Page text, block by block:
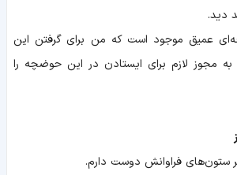
دید.
عمیق موجود است که من برای گرفتن این
به مجوز لازم برای ایستادن در این حوضچه را
ستون‌های فراوانش دوست دارم.